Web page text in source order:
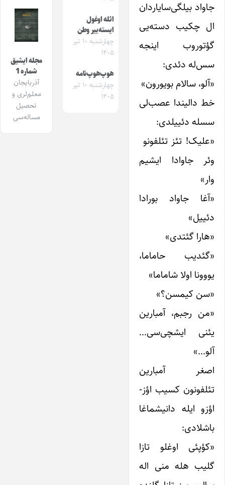
جاواد بیلگی‌سایاردان
ال چکیب دسته‌یی
گؤتوروب اینجه
سس‌له دئدی:
«آلو، سالام بویورون»
خط دالیندا عصب‌لی
سسله ‌دئییلدی:
«علیک! تئز تئلفونو
وئر جاوادا ایشیم
وار»
«آغا جاواد بورادا
دئییل»
«هارا گئتدی»
«گئدیب حاماما،
یووونا اولا شاماما»
«سن کیمسن؟»
«من رجبم، آمبارین
یئنی ایشچی‌سی…
آلو…»
اصغر آمبارین
تئلفونون کسیب اؤز-
اؤزو ایله دانیشماغا
باشلادی:
«کؤپئی اوغلو تازا
گلیب هله منی اله
ائله اوغول
ایسته‌ییر وطن
چهارشنبه ۱۰ تیر
۱۴۰۵
هوپ‌هوپ‌نامه
چهارشنبه ۱۰ تیر
۱۴۰۵
مجله ایشیق
شماره 1
آذربایجان
معلم‌لری و
تحصیل
مساله‌سی